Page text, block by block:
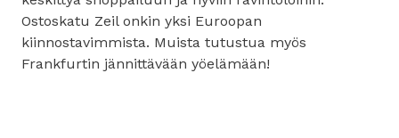
Ostoskatu Zeil onkin yksi Euroopan
kiinnostavimmista. Muista tutustua myös
Frankfurtin jännittävään yöelämään!